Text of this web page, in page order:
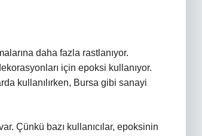
daha fazla rastlanıyor.
için epoksi kullanıyor.
kullanılırken, Bursa gibi sanayi
Çünkü bazı kullanıcılar, epoksinin